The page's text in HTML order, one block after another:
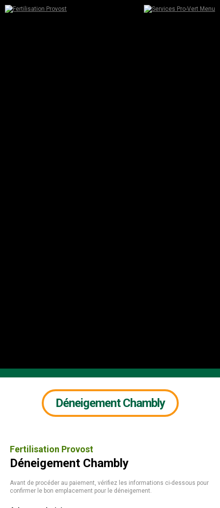
Déneigement Chambly
Fertilisation Provost
Déneigement Chambly
Avant de procéder au paiement, vérifiez les informations ci-dessous pour
confirmer le bon emplacement pour le déneigement.